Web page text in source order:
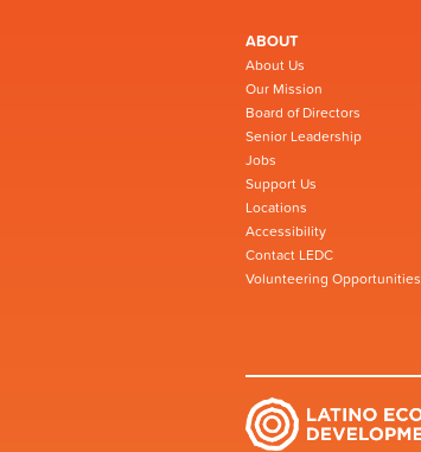
ABOUT
About Us
Our Mission
Board of Directors
Senior Leadership
Jobs
Support Us
Locations
Accessibility
Contact LEDC
Volunteering Opportunities